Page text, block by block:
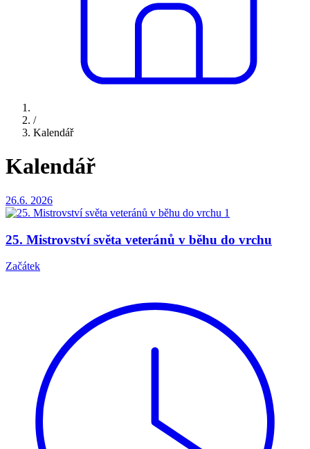
/
Kalendář
Kalendář
26.6. 2026
25. Mistrovství světa veteránů v běhu do vrchu
Začátek